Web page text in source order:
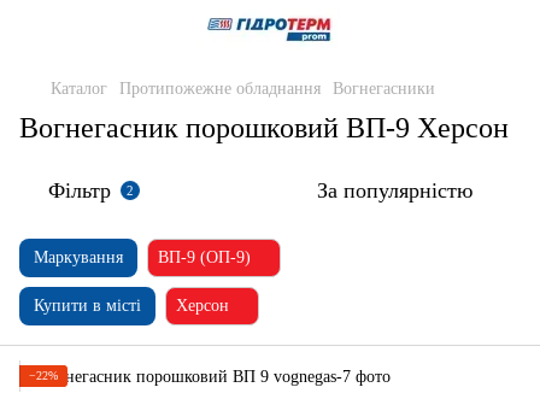
Каталог Протипожежне обладнання Вогнегасники
Вогнегасник порошковий ВП-9 Херсон
Фільтр 2 За популярністю
Маркування ВП-9 (ОП-9)
Купити в місті Херсон
−22%